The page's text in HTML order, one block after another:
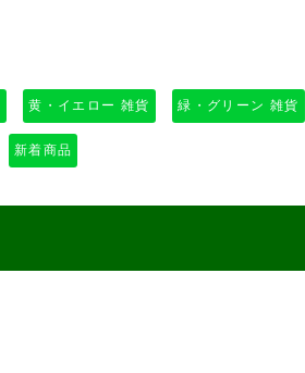
黄・イエロー 雑貨 緑・グリーン 雑貨
新着商品